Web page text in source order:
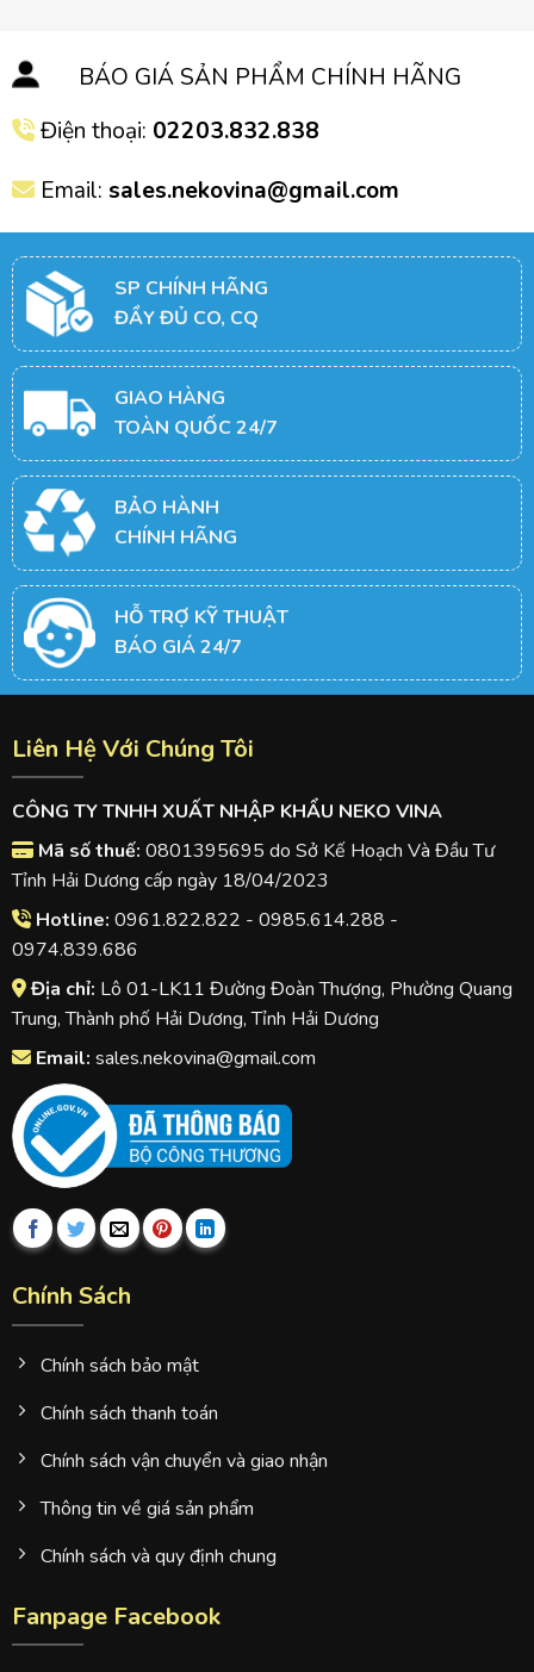
BÁO GIÁ SẢN PHẨM CHÍNH HÃNG
Điện thoại: 02203.832.838
Email: sales.nekovina@gmail.com
SP CHÍNH HÃNG
ĐẦY ĐỦ CO, CQ
GIAO HÀNG
TOÀN QUỐC 24/7
BẢO HÀNH
CHÍNH HÃNG
HỖ TRỢ KỸ THUẬT
BÁO GIÁ 24/7
Liên Hệ Với Chúng Tôi
CÔNG TY TNHH XUẤT NHẬP KHẨU NEKO VINA
Mã số thuế: 0801395695 do Sở Kế Hoạch Và Đầu Tư
Tỉnh Hải Dương cấp ngày 18/04/2023
Hotline: 0961.822.822 - 0985.614.288 -
0974.839.686
Địa chỉ: Lô 01-LK11 Đường Đoàn Thượng, Phường Quang
Trung, Thành phố Hải Dương, Tỉnh Hải Dương
Email: sales.nekovina@gmail.com
Chính Sách
Chính sách bảo mật
Chính sách thanh toán
Chính sách vận chuyển và giao nhận
Thông tin về giá sản phẩm
Chính sách và quy định chung
Fanpage Facebook